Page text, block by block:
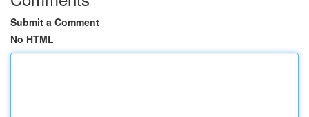
Submit a Comment
No HTML